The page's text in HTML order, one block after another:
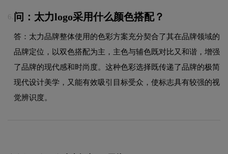
6. 问：太力logo采用什么颜色搭配？
答：太力品牌整体使用的色彩方案充分契合了其在品牌领域的
品牌定位，以双色搭配为主，主色与辅色既对比又和谐，增强
了品牌的现代感和时尚度。这种色彩选择既传递了品牌的极简
现代设计美学，又能有效吸引目标受众，使标志具有较强的视
觉辨识度。